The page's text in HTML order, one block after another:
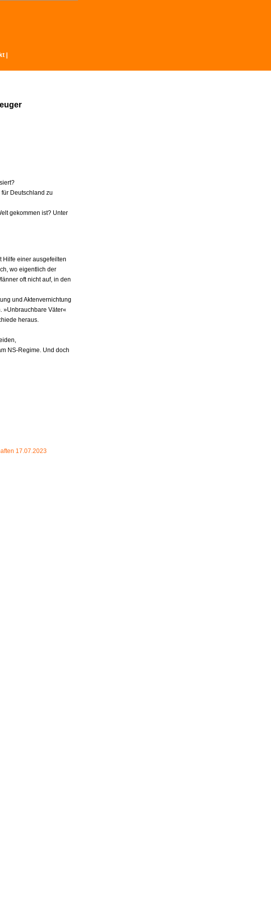
Deutschland zu
gekommen ist? Unter
Hilfe einer ausgefeilten
wo eigentlich der
oft nicht auf, in den
und Aktenvernichtung
»Unbrauchbare Väter«
heraus.
NS-Regime. Und doch
17.07.2023